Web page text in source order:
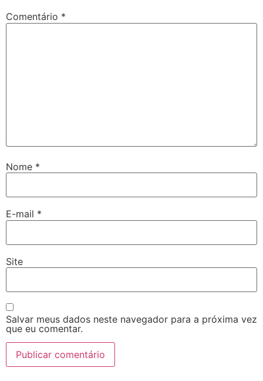
Comentário *
Nome *
E-mail *
Site
Salvar meus dados neste navegador para a próxima vez
que eu comentar.